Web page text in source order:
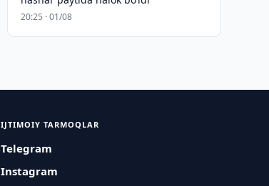
20:25 · 01/08
IJTIMOIY TARMOQLAR
Telegram
Instagram